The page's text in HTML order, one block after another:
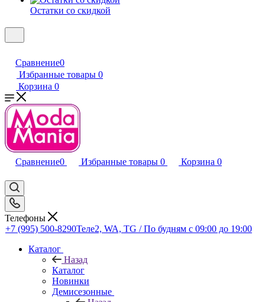
Остатки со скидкой
Сравнение0
Избранные товары 0
Корзина 0
Сравнение0 Избранные товары 0 Корзина 0
Телефоны
+7 (995) 500-8290Теле2, WA, TG / По будням c 09:00 до 19:00
Каталог
Назад
Каталог
Новинки
Демисезонные